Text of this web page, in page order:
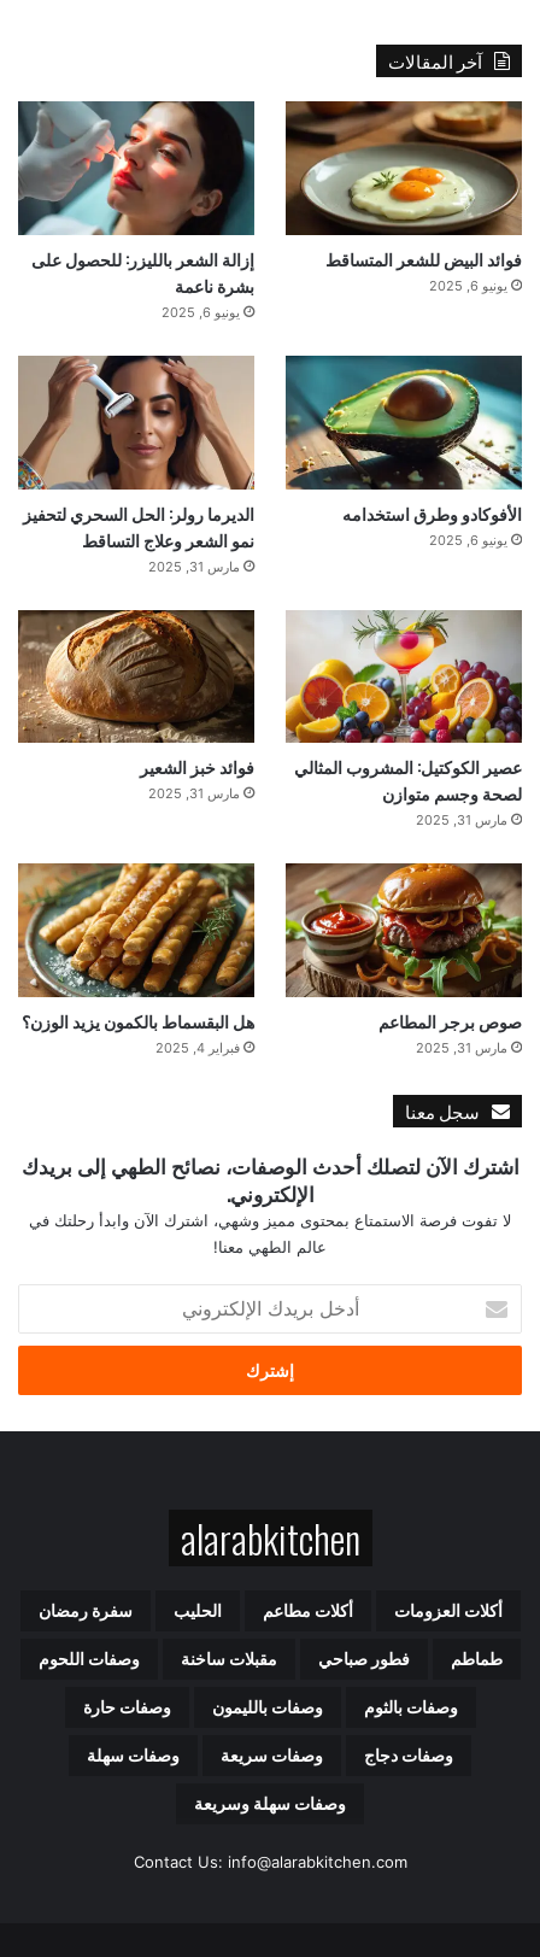
آخر المقالات
فوائد البيض للشعر المتساقط
يونيو 6, 2025
إزالة الشعر بالليزر: للحصول على
بشرة ناعمة
يونيو 6, 2025
الأفوكادو وطرق استخدامه
يونيو 6, 2025
الديرما رولر: الحل السحري لتحفيز
نمو الشعر وعلاج التساقط
مارس 31, 2025
عصير الكوكتيل: المشروب المثالي
لصحة وجسم متوازن
مارس 31, 2025
فوائد خبز الشعير
مارس 31, 2025
صوص برجر المطاعم
مارس 31, 2025
هل البقسماط بالكمون يزيد الوزن؟
فبراير 4, 2025
سجل معنا
اشترك الآن لتصلك أحدث الوصفات، نصائح الطهي إلى بريدك
الإلكتروني.
لا تفوت فرصة الاستمتاع بمحتوى مميز وشهي، اشترك الآن وابدأ رحلتك في
عالم الطهي معنا!
خ
ب
alarabkitchen
أكلات العزومات أكلات مطاعم الحليب سفرة رمضان
طماطم فطور صباحي مقبلات ساخنة وصفات اللحوم
وصفات بالثوم وصفات بالليمون وصفات حارة
وصفات دجاج وصفات سريعة وصفات سهلة
وصفات سهلة وسريعة
Contact Us: info@alarabkitchen.com